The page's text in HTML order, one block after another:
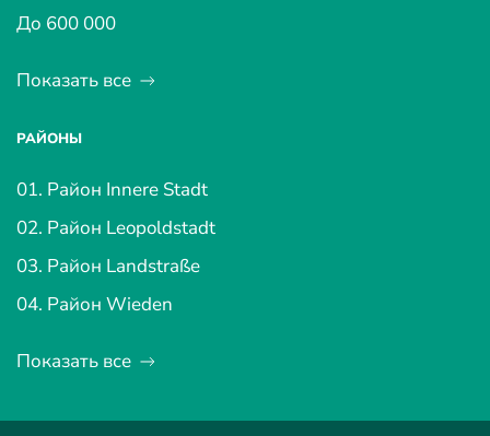
До 600 000
Показать все
РАЙОНЫ
01. Район Innere Stadt
02. Район Leopoldstadt
03. Район Landstraße
04. Район Wieden
Показать все